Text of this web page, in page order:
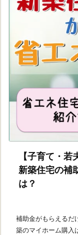
【子育て・若
新築住宅の補
は？
補助金がもらえるだ
築のマイホーム購入